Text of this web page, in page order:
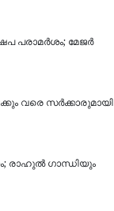
പരാമർശം; മേജർ
വരെ സർക്കാരുമായി
രാഹുൽ ​ഗാന്ധിയും